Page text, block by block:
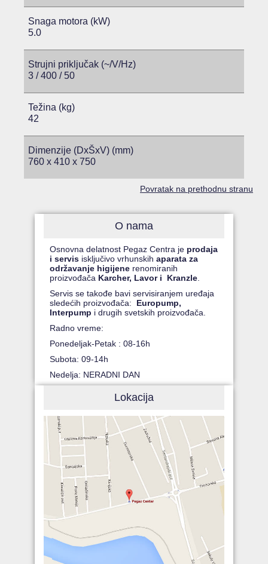
Snaga motora (kW)
5.0
Strujni priključak (~/V/Hz)
3 / 400 / 50
Težina (kg)
42
Dimenzije (DxŠxV) (mm)
760 x 410 x 750
Povratak na prethodnu stranu
O nama
Osnovna delatnost Pegaz Centra je prodaja
i servis isključivo vrhunskihaparata za
održavanje higijene renomiranih
proizvođača Karcher, Lavor i Kranzle
Servis se takođe bavi servisiranjem uređaja
sledećih proizvođača: Europump,
Interpump i drugih svetskih proizvođača.
Radno vreme:
Ponedeljak-Petak : 08-16h
Subota: 09-14h
Nedelja: NERADNI DAN
Lokacija